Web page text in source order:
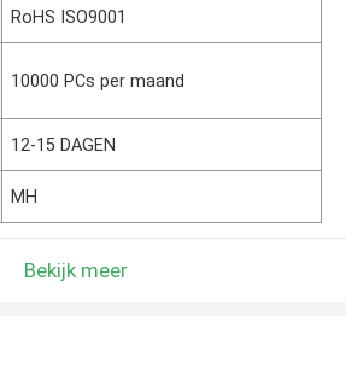
RoHS ISO9001
10000 PCs per maand
12-15 DAGEN
MH
Bekijk meer